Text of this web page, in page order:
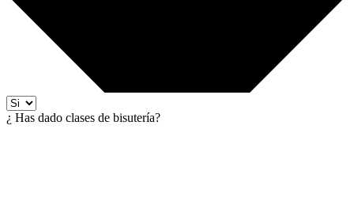
¿ Has dado clases de bisutería?